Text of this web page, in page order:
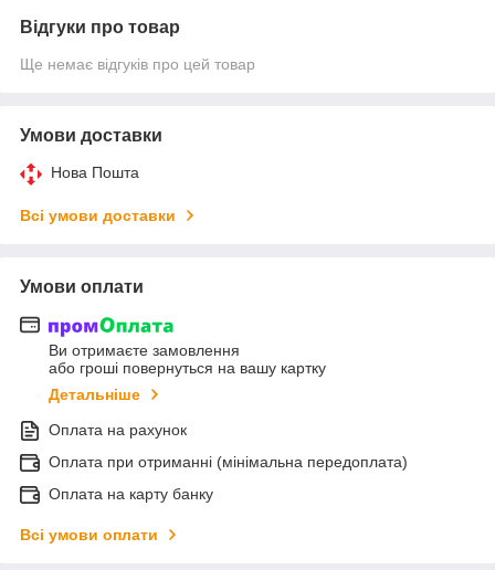
Відгуки про товар
Ще немає відгуків про цей товар
Умови доставки
Нова Пошта
Всі умови доставки
Умови оплати
Ви отримаєте замовлення
або гроші повернуться на вашу картку
Детальніше
Оплата на рахунок
Оплата при отриманні (мінімальна передоплата)
Оплата на карту банку
Всі умови оплати